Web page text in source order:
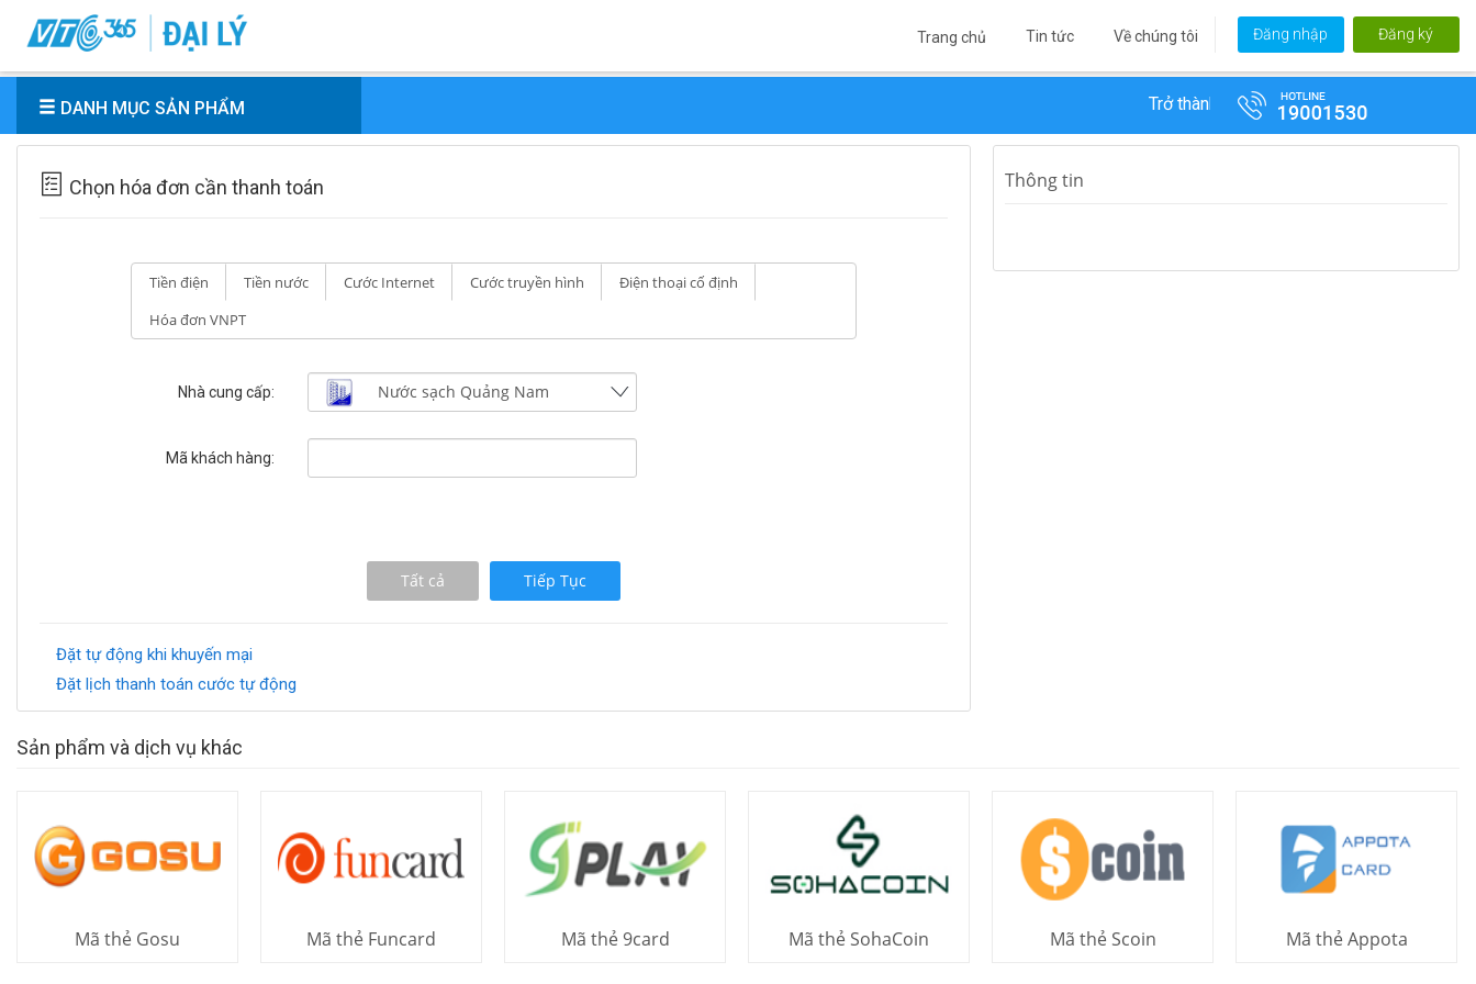
Đăng nhập Đăng ký
Trang chủ Tin tức Về chúng tôi
DANH MỤC SẢN PHẨM Trở thành Đại lý VTC 365 để hưởng chiết
Chọn hóa đơn cần thanh toán
Tiền điện Tiền nước Cước Internet Cước truyền hình
Điện thoại cố định
Hóa đơn VNPT
Nhà cung cấp:
Mã khách hàng:
Tất cả Tiếp Tục
Đặt tự động khi khuyến mại
Đặt lịch thanh toán cước tự động
Thông tin
Sản phẩm và dịch vụ khác
Mã thẻ Gosu Mã thẻ Funcard Mã thẻ 9card Mã thẻ SohaCoin Mã thẻ Scoin Mã thẻ Appota